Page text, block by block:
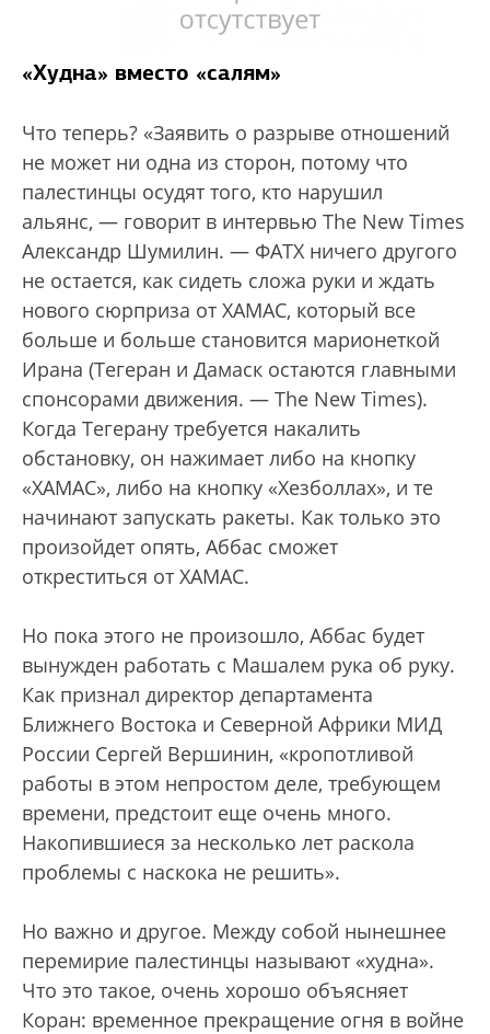
«Худна» вместо «салям»
Что теперь? «Заявить о разрыве отношений
не может ни одна из сторон, потому что
палестинцы осудят того, кто нарушил
альянс, — говорит в интервью The New Times
Александр Шумилин. — ФАТХ ничего другого
не остается, как сидеть сложа руки и ждать
нового сюрприза от ХАМАС, который все
больше и больше становится марионеткой
Ирана (Тегеран и Дамаск остаются главными
спонсорами движения. — The New Times).
Когда Тегерану требуется накалить
обстановку, он нажимает либо на кнопку
«ХАМАС», либо на кнопку «Хезболлах», и те
начинают запускать ракеты. Как только это
произойдет опять, Аббас сможет
откреститься от ХАМАС.
Но пока этого не произошло, Аббас будет
вынужден работать с Машалем рука об руку.
Как признал директор департамента
Ближнего Востока и Северной Африки МИД
России Сергей Вершинин, «кропотливой
работы в этом непростом деле, требующем
времени, предстоит еще очень много.
Накопившиеся за несколько лет раскола
проблемы с наскока не решить».
Но важно и другое. Между собой нынешнее
перемирие палестинцы называют «худна».
Что это такое, очень хорошо объясняет
Коран: временное прекращение огня в войне